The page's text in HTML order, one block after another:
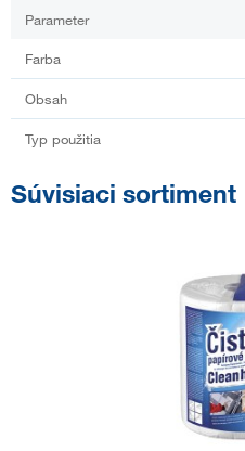
Parameter
Farba
Obsah
Typ použitia
Súvisiaci sortiment